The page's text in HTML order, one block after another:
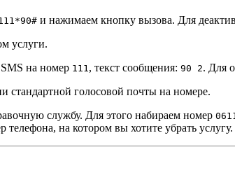
и нажимаем кнопку вызова. Для
услуги.
на номер 111 , текст сообщения: 90 2. Для
стандартной голосовой почты на номере.
службу. Для этого набираем номер 0611
на котором вы хотите убрать услугу.